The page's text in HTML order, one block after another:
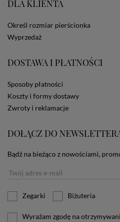
ze Sklepu bez zmiany
zamieszczane w urządzeniu
użytkownika. Jeżeli
informacji o plikach cookies.
DLA KLIENTA
Określ rozmiar pierścionka
Wyprzedaż
DOSTAWA I PŁATNOŚCI
Sposoby płatności
Koszty i formy dostawy
Zwroty i reklamacje
DOŁĄCZ DO
Bądź na bieżąco z nowościami,
Zegarki Biżuteria
Wyrażam zgodę na